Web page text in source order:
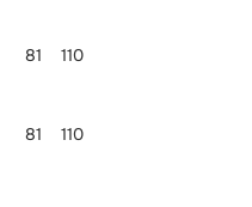
81 110
81 110